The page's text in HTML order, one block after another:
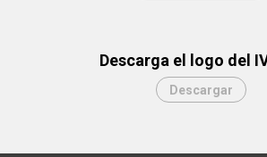
Descarga el logo del
Descargar